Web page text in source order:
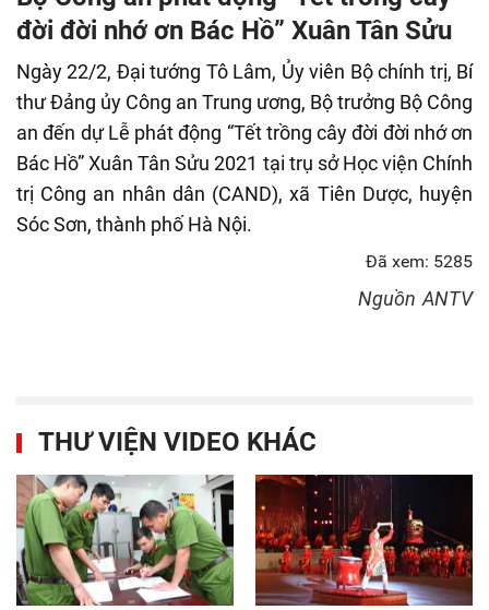
đời đời nhớ ơn Bác Hồ” Xuân Tân Sửu
Ngày 22/2, Đại tướng Tô Lâm, Ủy viên Bộ chính trị, Bí
thư Đảng ủy Công an Trung ương, Bộ trưởng Bộ Công
an đến dự Lễ phát động “Tết trồng cây đời đời nhớ ơn
Bác Hồ” Xuân Tân Sửu 2021 tại trụ sở Học viện Chính
trị Công an nhân dân (CAND), xã Tiên Dược, huyện
Sóc Sơn, thành phố Hà Nội.
Đã xem: 5285
Nguồn ANTV
THƯ VIỆN VIDEO KHÁC